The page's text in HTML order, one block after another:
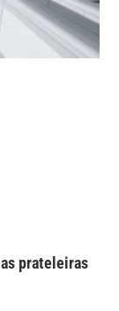
prateleiras